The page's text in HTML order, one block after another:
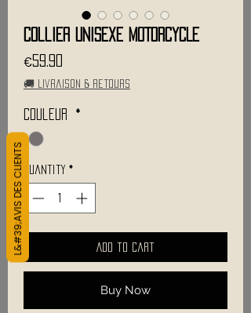
Collier Unisexe MOTORCYCLE
€59.90
🚚 Livraison & retours
Couleur *
Quantity *
Add to Cart
Buy Now
L&#39;AVIS DES CLIENTS